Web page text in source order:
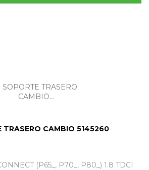
TRASERO CAMBIO 5145260
(P65_, P70_, P80_) 1.8 TDCI